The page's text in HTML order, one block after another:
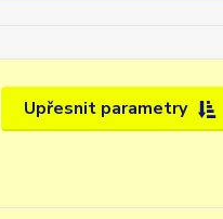
Upřesnit parametry